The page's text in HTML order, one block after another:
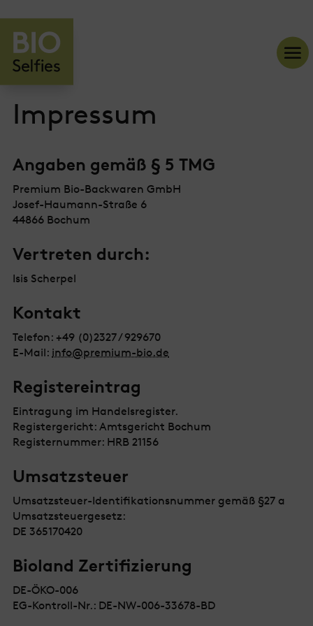
Impressum
Angaben gemäß § 5 TMG
Premium Bio-Backwaren GmbH
Josef-Haumann-Straße 6
44866 Bochum
Vertreten durch:
Isis Scherpel
Kontakt
Telefon: +49 (0)2327 / 929670
E-Mail: info@premium-bio.de
Registereintrag
Eintragung im Handelsregister.
Registergericht: Amtsgericht Bochum
Registernummer: HRB 21156
Umsatzsteuer
Umsatzsteuer-Identifikationsnummer gemäß §27 a
Umsatzsteuergesetz:
DE 365170420
Bioland Zertifizierung
DE-ÖKO-006
EG-Kontroll-Nr.: DE-NW-006-33678-BD